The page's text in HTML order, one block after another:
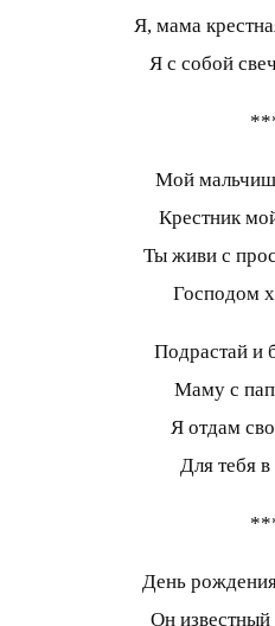
Я, мама
Я с собой
Мой
Крестник
Ты живи с
Господом
Подрастай и
Маму с
Я отдам
Для тебя
День
Он